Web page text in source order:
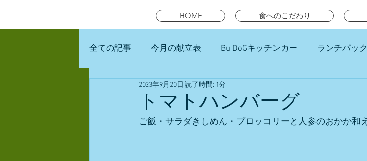
HOME 食へのこだわり
全ての記事 今月の献立表 Bu DoGキッチンカー ランチパック
未就園児スマイルキッズランチ
トマトハンバーグ
2023年9月20日 読了時間: 1分
ご飯・サラダきしめん・ブロッコリーと人参のおかか和え